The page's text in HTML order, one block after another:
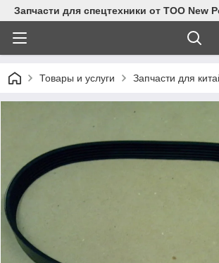
Запчасти для спецтехники от ТОО New
Товары и услуги Запчасти для